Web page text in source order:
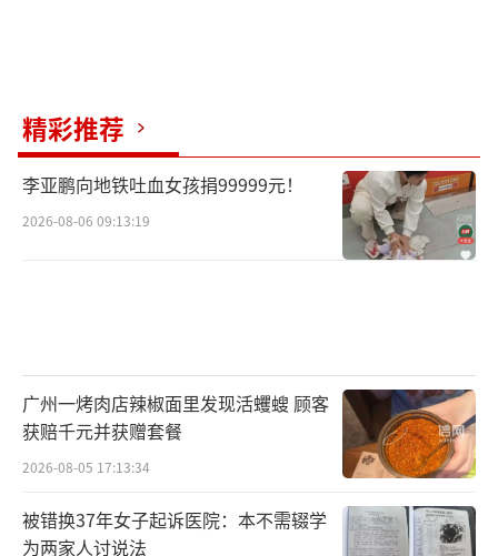
精彩推荐
李亚鹏向地铁吐血女孩捐99999元！
2026-08-06 09:13:19
广州一烤肉店辣椒面里发现活蠼螋 顾客
获赔千元并获赠套餐
2026-08-05 17:13:34
被错换37年女子起诉医院：本不需辍学
为两家人讨说法